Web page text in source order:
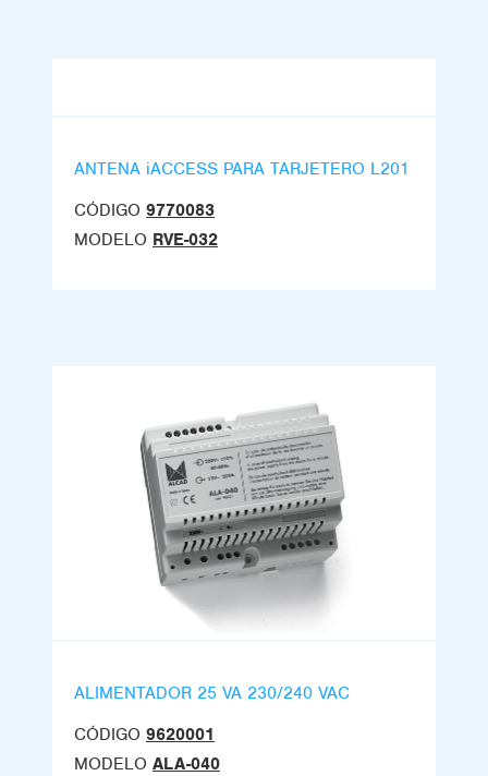
ANTENA iACCESS PARA TARJETERO L201
CÓDIGO 9770083
MODELO RVE-032
ALIMENTADOR 25 VA 230/240 VAC
CÓDIGO 9620001
MODELO ALA-040